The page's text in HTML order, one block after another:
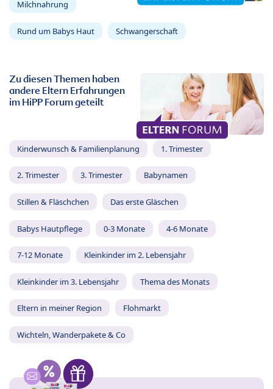
Milchnahrung
Rund um Babys Haut Schwangerschaft
Zu diesen Themen haben
andere Eltern Erfahrungen
im HiPP Forum geteilt
Kinderwunsch & Familienplanung 1. Trimester
2. Trimester 3. Trimester Babynamen
Stillen & Fläschchen Das erste Gläschen
Babys Hautpflege 0-3 Monate 4-6 Monate
7-12 Monate Kleinkinder im 2. Lebensjahr
Kleinkinder im 3. Lebensjahr Thema des Monats
Eltern in meiner Region Flohmarkt
Wichteln, Wanderpakete & Co